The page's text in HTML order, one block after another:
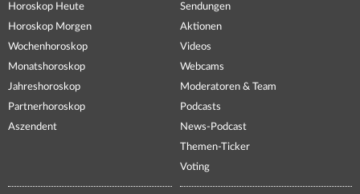
Horoskop Heute
Horoskop Morgen
Wochenhoroskop
Monatshoroskop
Jahreshoroskop
Partnerhoroskop
Aszendent
Sendungen
Aktionen
Videos
Webcams
Moderatoren & Team
Podcasts
News-Podcast
Themen-Ticker
Voting